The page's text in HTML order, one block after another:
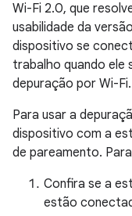
Wi-Fi 2.0, que
usabilidade da
dispositivo se
trabalho quando ele
depuração por Wi-Fi.
Para usar a
dispositivo com a
de pareamento.
Confira se a
estão